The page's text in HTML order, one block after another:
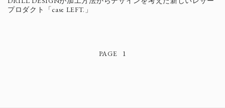
プロダクト「case LEFT.」
1